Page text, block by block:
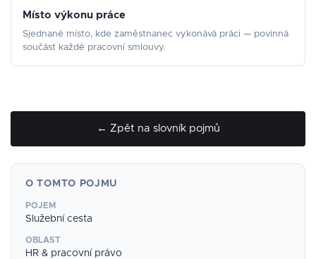
Místo výkonu práce
Sjednané místo, kde zaměstnanec vykonává práci — povinná
součást každé pracovní smlouvy.
← Zpět na slovník pojmů
O TOMTO POJMU
POJEM
Služební cesta
OBLAST
HR & pracovní právo